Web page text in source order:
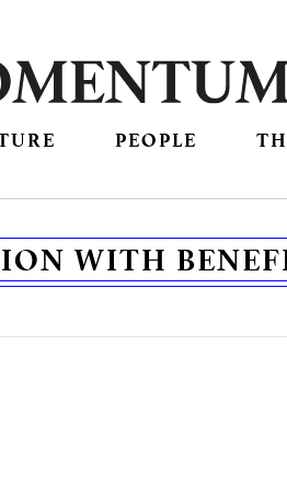
PEOPLE
WITH